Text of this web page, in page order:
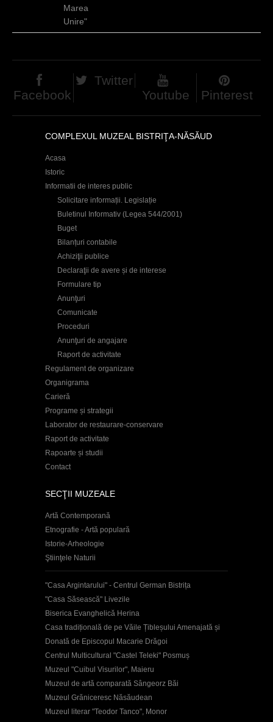
Marea
Unire"
Facebook
Twitter
Youtube
Pinterest
COMPLEXUL MUZEAL BISTRIŢA-NĂSĂUD
Acasa
Istoric
Informatii de interes public
Solicitare informații. Legislație
Buletinul Informativ (Legea 544/2001)
Buget
Bilanțuri contabile
Achiziţii publice
Declaraţii de avere și de interese
Formulare tip
Anunţuri
Comunicate
Proceduri
Anunţuri de angajare
Raport de activitate
Regulament de organizare
Organigrama
Carieră
Programe și strategii
Laborator de restaurare-conservare
Raport de activitate
Rapoarte și studii
Contact
SECŢII MUZEALE
Artă Contemporană
Etnografie - Artă populară
Istorie-Arheologie
Ştiinţele Naturii
"Casa Argintarului" - Centrul German Bistrița
"Casa Săsească" Livezile
Biserica Evanghelică Herina
Casa tradițională de pe Văile Țibleșului Amenajată și
Donată de Episcopul Macarie Drăgoi
Centrul Multicultural "Castel Teleki" Posmuș
Muzeul "Cuibul Visurilor", Maieru
Muzeul de artă comparată Sângeorz Băi
Muzeul Grăniceresc Năsăudean
Muzeul literar "Teodor Tanco", Monor